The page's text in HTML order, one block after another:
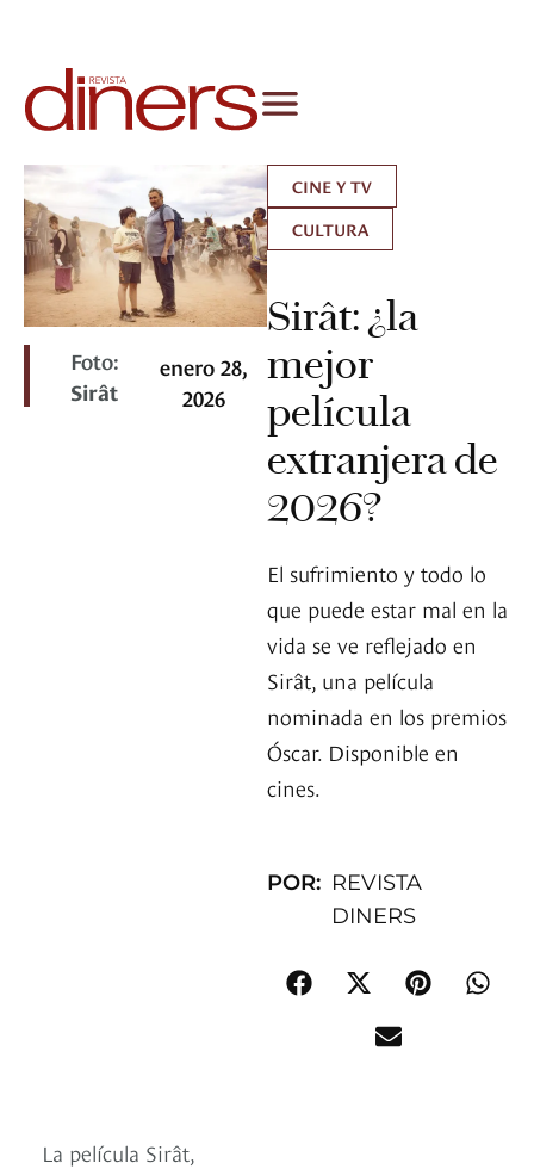
Foto:
Sirât
enero 28,
2026
CINE Y TV
CULTURA
Sirât: ¿la
mejor
película
extranjera de
2026?
El sufrimiento y todo lo
que puede estar mal en la
vida se ve reflejado en
Sirât, una película
nominada en los premios
Óscar. Disponible en
cines.
POR: REVISTA
DINERS
La película Sirât,